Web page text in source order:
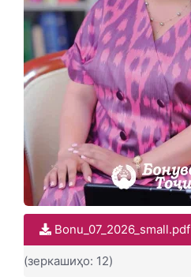
Bonu_07_2026_small.pdf
(зеркашиҳо: 12)